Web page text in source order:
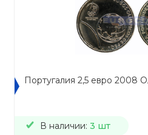
Португалия 2,5 евро 2008
В наличии: 3 шт